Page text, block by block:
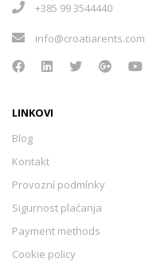
+385 99 3544440
info@croatiarents.com
LINKOVI
Blog
Kontakt
Provozní podmínky
Sigurnost plaćanja
Payment methods
Cookie policy